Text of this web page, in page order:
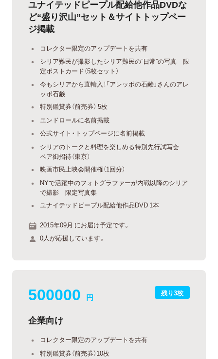
ユナイテッドピープル配給他作品DVDな
ど“盛り沢山”セット＆サイトトップペー
ジ掲載
コレクター限定のアップデートを共有
シリア難民が撮影したシリア難民の”日常”の写真 限
定ポストカード（5枚セット）
今もシリアから直輸入！「アレッポの石鹸」さんのアレ
ッポ石鹸
特別鑑賞券（前売券） 5枚
エンドロールに名前掲載
公式サイト・トップページに名前掲載
シリアのトークと料理を楽しめる特別先行試写会
ペア御招待（東京）
映画市民上映会開催権（1回分）
NYで活躍中のフォトグラファーが内戦以降のシリア
で撮影 限定写真集
ユナイテッドピープル配給他作品DVD 1本
2015年09月 にお届け予定です。
0人が応援しています。
残り3枚
500000 円
企業向け
コレクター限定のアップデートを共有
特別鑑賞券（前売券）10枚